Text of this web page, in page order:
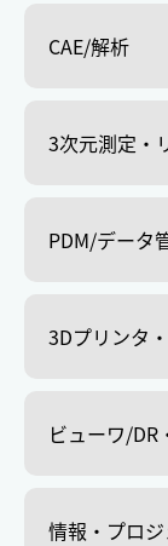
CAE/解析
3次元測定・
PDM/データ
3Dプリンタ
ビューワ/DR
情報・プロ